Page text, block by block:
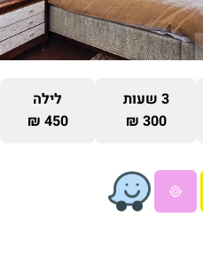
3 שעות
300 ₪
לילה
450 ₪